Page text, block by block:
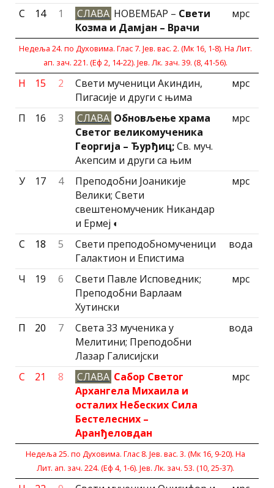
С 14 1 СЛАВА НОВЕМБАР – Свети
Козма и Дамјан – Врачи
мрс
Недеља 24. по Духовима. Глас 7. Јев. вас. 2. (Мк 16, 1-8). На Лит.
ап. зач. 221. (Еф 2, 14-22). Јев. Лк. зач. 39. (8, 41-56).
Н 15 2
Свети мученици Акиндин,
Пигасије и други с њима
мрс
П 16 3 СЛАВА Обновљење храма
Светог великомученика
Георгија – Ђурђиц;Св. муч.
Акепсим и други са њим
мрс
У 17 4
Преподобни Јоаникије
Велики; Свети
свештеномученик Никандар
и Ермеј ◐
мрс
С 18 5
Свети преподобномученици
Галактион и Епистима
вода
Ч 19 6
Свети Павле Исповедник;
Преподобни Варлаам
Хутински
мрс
П 20 7
Света 33 мученика у
Мелитини; Преподобни
Лазар Галисиjски
вода
С 21 8 СЛАВА Сабор Светог
Архангела Михаила и
осталих Небеских Сила
Бестелесних –
Аранђеловдан
мрс
Недеља 25. по Духовима. Глас 8. Јев. вас. 3. (Мк 16, 9-20). На
Лит. ап. зач. 224. (Еф 4, 1-6). Јев. Лк. зач. 53. (10, 25-37).